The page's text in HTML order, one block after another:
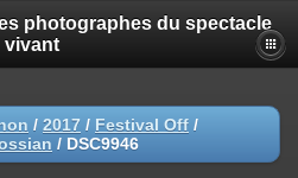
photographes du spectacle
vivant
/ 2017 / Festival Off /
/ DSC9946